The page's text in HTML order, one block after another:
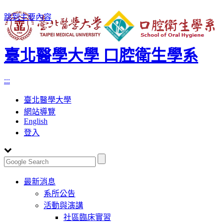
跳到主要內容
臺北醫學大學 口腔衛生學系
:::
臺北醫學大學
網站導覽
English
登入
Toggle
navigation
最新消息
系所公告
活動與演講
社區臨床實習